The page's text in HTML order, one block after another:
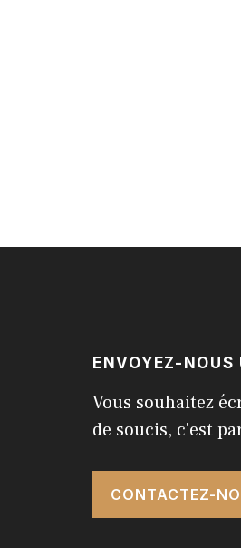
ENVOYEZ-NOUS
Vous souhaitez
de soucis, c'est
CONTACTEZ-